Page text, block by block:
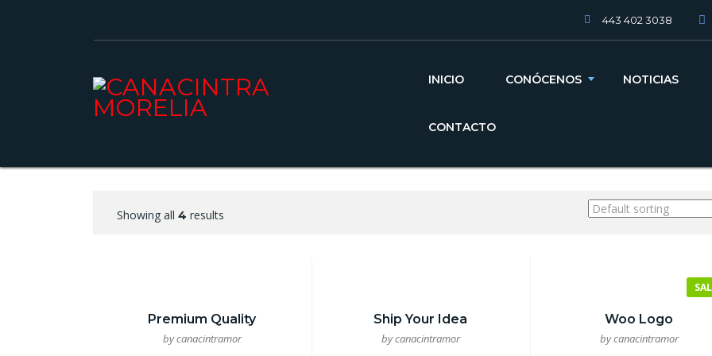
443 402 3038
INICIO CONÓCENOS NOTICIAS
CONTACTO
Showing all 4 results
Premium Quality
by canacintramor
Ship Your Idea
by canacintramor
Woo Logo
by canacintramor